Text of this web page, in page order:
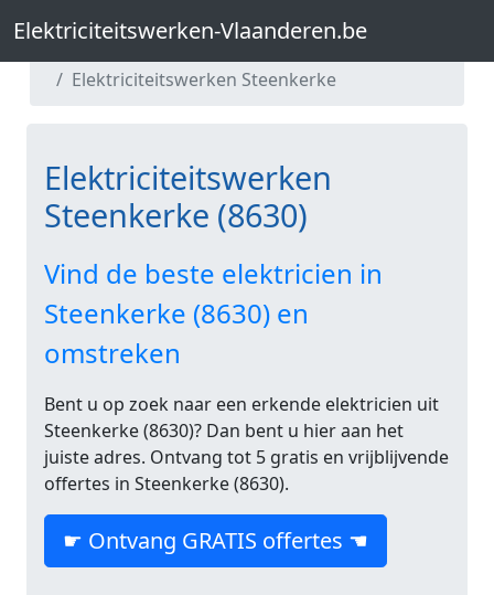
Elektriciteitswerken-Vlaanderen.be
Elektriciteitswerken-Vlaanderen.be
Elektriciteitswerken Steenkerke
Elektriciteitswerken
Steenkerke (8630)
Vind de beste elektricien in
Steenkerke (8630) en
omstreken
Bent u op zoek naar een erkende elektricien uit
Steenkerke (8630)? Dan bent u hier aan het
juiste adres. Ontvang tot 5 gratis en vrijblijvende
offertes in Steenkerke (8630).
☛ Ontvang GRATIS offertes ☚